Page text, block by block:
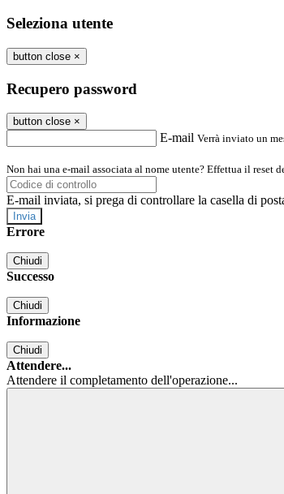
Seleziona utente
button close ×
Recupero password
button close ×
E-mail Verrà inviato un
Non hai una e-mail associata al nome utente? Effettua il reset
E-mail inviata, si prega di controllare la casella di
Errore
Chiudi
Successo
Chiudi
Informazione
Chiudi
Attendere...
Attendere il completamento dell'operazione...